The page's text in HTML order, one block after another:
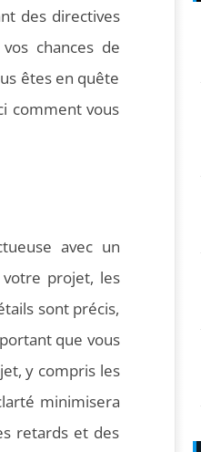
des directives
chances de
êtes en quête
comment vous
avec un
projet, les
sont précis,
que vous
y compris les
minimisera
retards et des